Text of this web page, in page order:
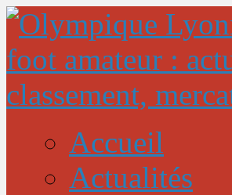
Accueil
Actualités